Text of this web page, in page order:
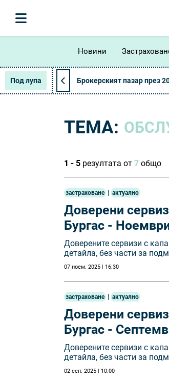
Новини
Под лупа Брокерският пазар през
ТЕМА:
1 - 5 резултата от 7 общо
застраховане | актуално
Доверени
Бургас -
Доверените сервизи с
детайла, без части за
07 ноем. 2025 | 16:30
застраховане | актуално
Доверени
Бургас -
Доверените сервизи с
детайла, без части за
02 сеп. 2025 | 10:00